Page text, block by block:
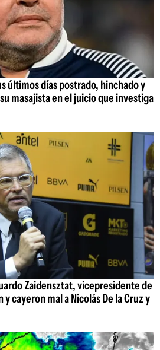
últimos días postrado, hinchado y
masajista en el juicio que investiga
Zaidensztat, vicepresidente de
cayeron mal a Nicolás De la Cruz y